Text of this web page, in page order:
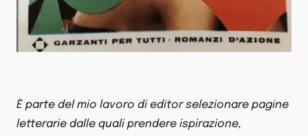
È parte del mio lavoro di editor selezionare pagine
letterarie dalle quali prendere ispirazione,